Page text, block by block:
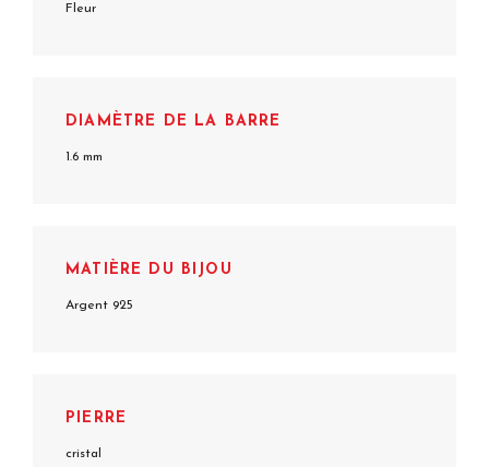
Fleur
DIAMÈTRE DE LA BARRE
1.6 mm
MATIÈRE DU BIJOU
Argent 925
PIERRE
cristal